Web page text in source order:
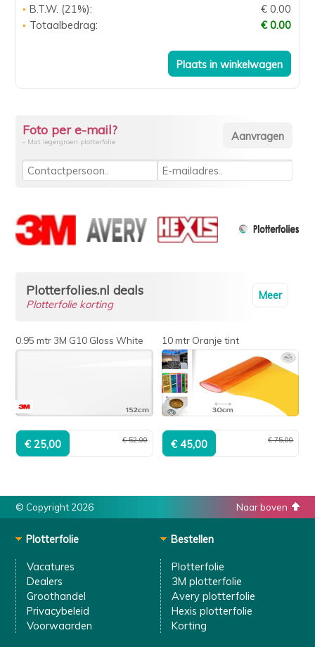
B.T.W. (21%):
€ 0.00
Totaalbedrag:
€ 0.00
Foto per e-mail?
- Mat legergroen plotterfolie
Meer
Plotterfolies.nl deals
Plotterfolie korting
0.95 mtr 3M G10 Gloss White
€ 52,00
10 mtr Oranje tint
€ 75,00
Naar boven
© Copyright 2026
Plotterfolie
Vacatures
Dealers
Groothandel
Privacybeleid
Voorwaarden
Bestellen
Plotterfolie
3M plotterfolie
Avery plotterfolie
Hexis plotterfolie
Korting